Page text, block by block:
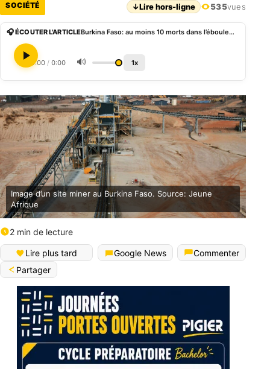
SOCIÉTÉ ↓Lire hors-ligne 535vues
🎧 ÉCOUTER L'ARTICLE Burkina Faso: au moins 10 morts dans l’éboulement d’une mine d’or artisanale
0:00 / 0:00 🔊 1x
Image d’un site miner au Burkina Faso. Source: Jeune
Afrique
2 min de lecture
Lire plus tard Google News
Commenter
Partager